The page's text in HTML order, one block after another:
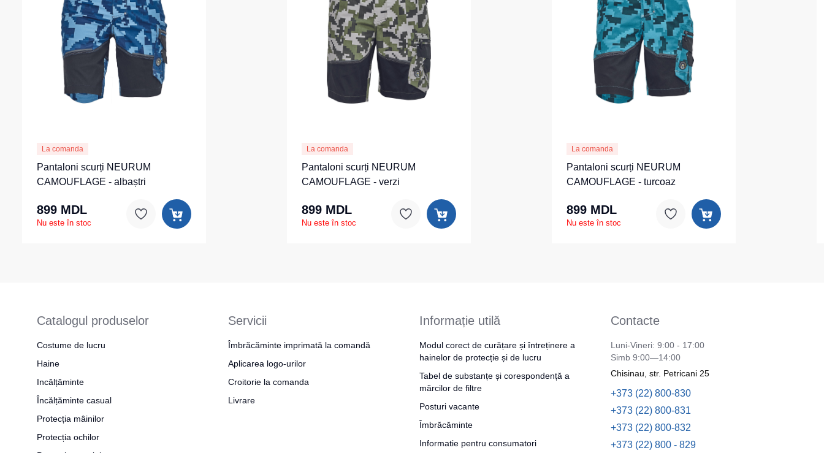
La comanda
Pantaloni scurți NEURUM
CAMOUFLAGE - albaștri
899 MDL
Nu este în stoc
La comanda
Pantaloni scurți NEURUM
CAMOUFLAGE - verzi
899 MDL
Nu este în stoc
La comanda
Pantaloni scurți NEURUM
CAMOUFLAGE - turcoaz
899 MDL
Nu este în stoc
Catalogul produselor
Costume de lucru
Haine
Incălțăminte
Încălțăminte casual
Protecția mâinilor
Protecția ochilor
Servicii
Îmbrăcăminte imprimată la comandă
Aplicarea logo-urilor
Croitorie la comanda
Livrare
Informație utilă
Modul corect de curățare și întreținere a
hainelor de protecție și de lucru
Tabel de substanțe și corespondență a
mărcilor de filtre
Posturi vacante
Îmbrăcăminte
Informatie pentru consumatori
Contacte
Luni-Vineri: 9:00 - 17:00
Simb 9:00—14:00
Chisinau, str. Petricani 25
+373 (22) 800-830
+373 (22) 800-831
+373 (22) 800-832
+373 (22) 800 - 829